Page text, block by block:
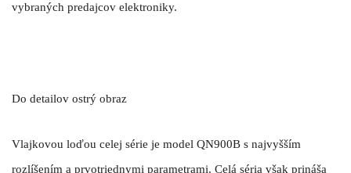
vybraných predajcov elektroniky.
Do detailov ostrý obraz
Vlajkovou loďou celej série je model QN900B s najvyšším
rozlíšením a prvotriednymi parametrami. Celá séria však prináša